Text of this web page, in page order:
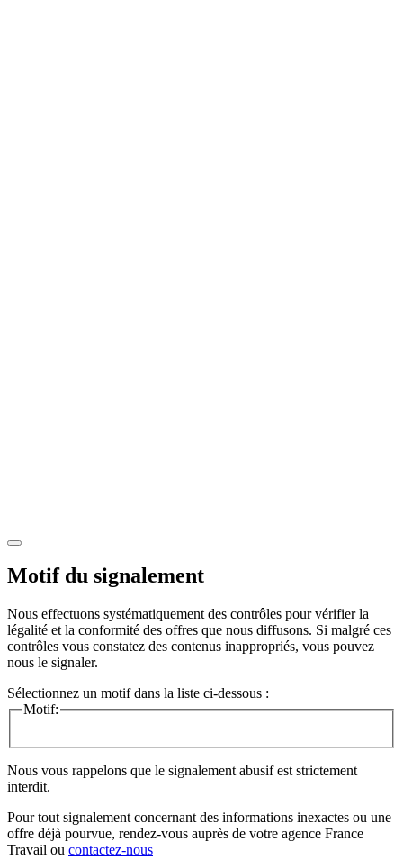
Motif du signalement
Nous effectuons systématiquement des contrôles pour vérifier la
légalité et la conformité des offres que nous diffusons. Si malgré ces
contrôles vous constatez des contenus inappropriés, vous pouvez
nous le signaler.
Sélectionnez un motif dans la liste ci-dessous :
Motif:
Nous vous rappelons que le signalement abusif est strictement
interdit.
Pour tout signalement concernant des informations inexactes ou une
offre déjà pourvue, rendez-vous auprès de votre agence France
Travail ou contactez-nous